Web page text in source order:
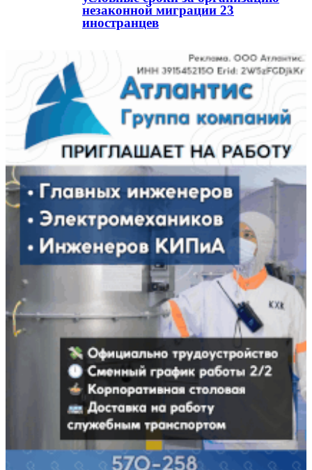
незаконной миграции 23
иностранцев